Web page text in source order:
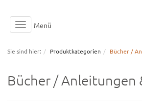
Toggle
navigation
Menü
Sie sind hier: Produktkategorien Bücher /
Bücher / Anleitungen